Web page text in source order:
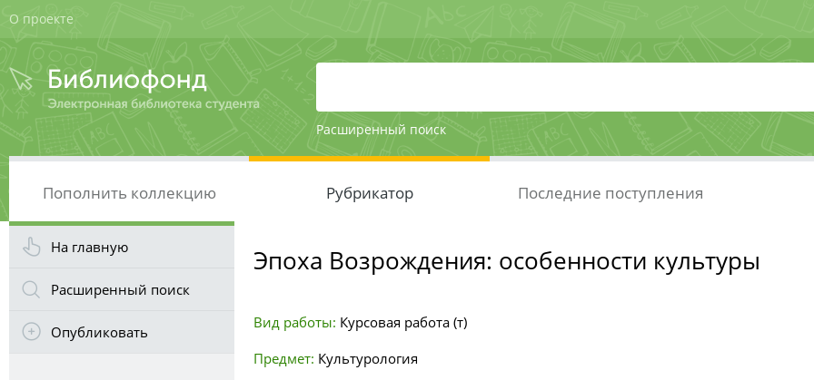
О проекте
Расширенный поиск
Пополнить коллекцию Рубрикатор Последние поступления
На главную
Расширенный поиск
Опубликовать
Эпоха Возрождения: особенности культуры
Вид работы: Курсовая работа (т)
Предмет: Культурология